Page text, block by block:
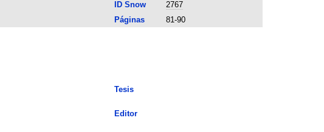
ID Snow
2767
Páginas
81-90
Tesis
Editor